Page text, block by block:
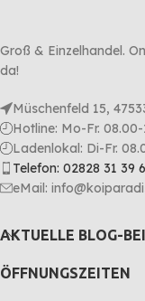
Groß & Einzelhandel.
da!
Müschenfeld 15,
Hotline: Mo-Fr. 08.00-
Ladenlokal: Di-Fr.
Telefon: 02828 31 39
eMail:
AKTUELLE BLOG-
ÖFFNUNGSZEITEN